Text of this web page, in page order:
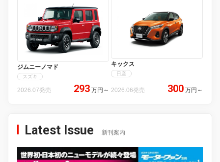
ジムニーノマド
スズキ
2026.07発売 293 万円 ～
キックス
日産
2026.06発売 300 万円 ～
Latest Issue 新刊案内